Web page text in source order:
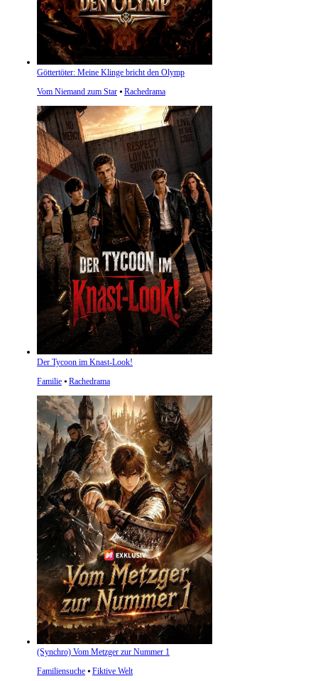
Göttertöter: Meine Klinge bricht den Olymp
Vom Niemand zum Star ⦁ Rachedrama
Der Tycoon im Knast-Look!
Familie ⦁ Rachedrama
(Synchro) Vom Metzger zur Nummer 1
Familiensuche ⦁ Fiktive Welt